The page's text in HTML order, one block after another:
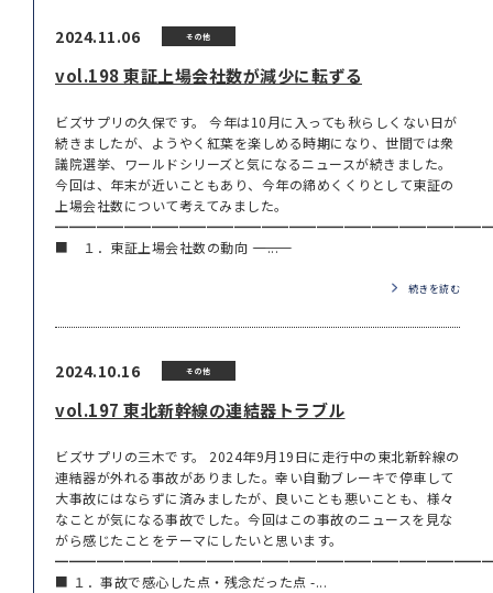
2024.11.06 その他
vol.198 東証上場会社数が減少に転ずる
ビズサプリの久保です。 今年は10月に入っても秋らしくない日が
続きましたが、ようやく紅葉を楽しめる時期になり、世間では衆
議院選挙、ワールドシリーズと気になるニュースが続きました。
今回は、年末が近いこともあり、今年の締めくくりとして東証の
上場会社数について考えてみました。
■ １．東証上場会社数の動向 ――――――――――...
続きを読む
2024.10.16 その他
vol.197 東北新幹線の連結器トラブル
ビズサプリの三木です。 2024年9月19日に走行中の東北新幹線の
連結器が外れる事故がありました。幸い自動ブレーキで停車して
大事故にはならずに済みましたが、良いことも悪いことも、様々
なことが気になる事故でした。今回はこの事故のニュースを見な
がら感じたことをテーマにしたいと思います。
■ １．事故で感心した点・残念だった点 -...